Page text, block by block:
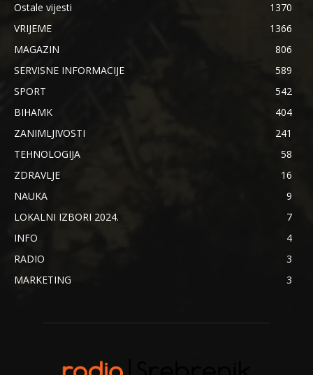
Ostale vijesti
1370
VRIJEME
1366
MAGAZIN
806
SERVISNE INFORMACIJE
589
SPORT
542
BIHAMK
404
ZANIMLJIVOSTI
241
TEHNOLOGIJA
58
ZDRAVLJE
16
NAUKA
9
LOKALNI IZBORI 2024.
7
INFO
4
RADIO
3
MARKETING
3